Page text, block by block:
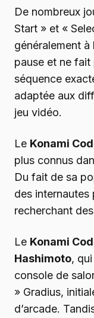
De nombreux
Start » et «
généralement à
pause et ne
séquence
adaptée aux
jeu vidéo.
Le Konami
plus connus
Du fait de sa
des internautes
recherchant
Le Konami
Hashimoto,
console de
» Gradius,
d’arcade.